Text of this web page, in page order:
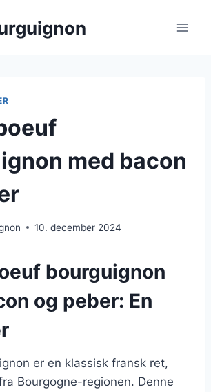
med bacon
10. december 2024
bourguignon
og peber: En
er en klassisk fransk ret,
Bourgogne-regionen. Denne